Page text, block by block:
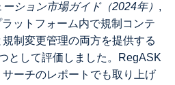
ション市場ガイド（2024年） ,
ットフォーム内で規制コンテ
制変更管理の両方を提供する
として評価しました。RegASK
ーチのレポートでも取り上げ